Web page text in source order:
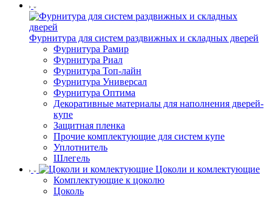
Фурнитура для систем раздвижных и складных дверей
Фурнитура Рамир
Фурнитура Риал
Фурнитура Топ-лайн
Фурнитура Универсал
Фурнитура Оптима
Декоративные материалы для наполнения дверей-
купе
Защитная пленка
Прочие комплектующие для систем купе
Уплотнитель
Шлегель
Цоколи и комлектующие
Комплектующие к цоколю
Цоколь